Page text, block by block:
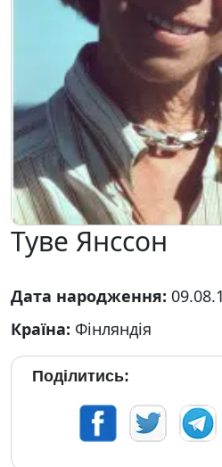
Туве Янссон
Дата народження:
Країна: Фінляндія
Поділитись: